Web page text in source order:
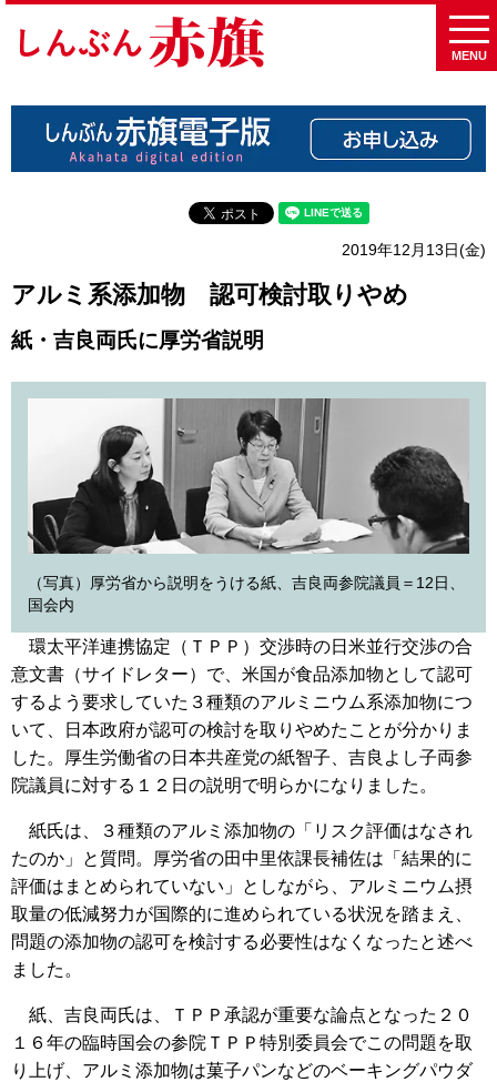
MENU
2019年12月13日(金)
アルミ系添加物 認可検討取りやめ
紙・吉良両氏に厚労省説明
（写真）厚労省から説明をうける紙、吉良両参院議員＝12日、
国会内
環太平洋連携協定（ＴＰＰ）交渉時の日米並行交渉の合
意文書（サイドレター）で、米国が食品添加物として認可
するよう要求していた３種類のアルミニウム系添加物につ
いて、日本政府が認可の検討を取りやめたことが分かりま
した。厚生労働省の日本共産党の紙智子、吉良よし子両参
院議員に対する１２日の説明で明らかになりました。
紙氏は、３種類のアルミ添加物の「リスク評価はなされ
たのか」と質問。厚労省の田中里依課長補佐は「結果的に
評価はまとめられていない」としながら、アルミニウム摂
取量の低減努力が国際的に進められている状況を踏まえ、
問題の添加物の認可を検討する必要性はなくなったと述べ
ました。
紙、吉良両氏は、ＴＰＰ承認が重要な論点となった２０
１６年の臨時国会の参院ＴＰＰ特別委員会でこの問題を取
り上げ、アルミ添加物は菓子パンなどのベーキングパウダ